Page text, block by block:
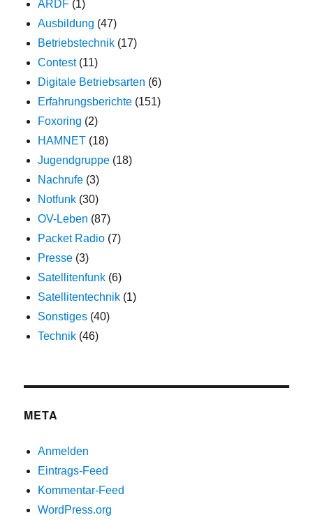
ARDF (1)
Ausbildung (47)
Betriebstechnik (17)
Contest(11)
Digitale Betriebsarten (6)
Erfahrungsberichte (151)
Foxoring (2)
HAMNET (18)
Jugendgruppe (18)
Nachrufe (3)
Notfunk (30)
OV-Leben (87)
Packet Radio (7)
Presse (3)
Satellitenfunk (6)
Satellitentechnik (1)
Sonstiges (40)
Technik (46)
META
Anmelden
Eintrags-Feed
Kommentar-Feed
WordPress.org